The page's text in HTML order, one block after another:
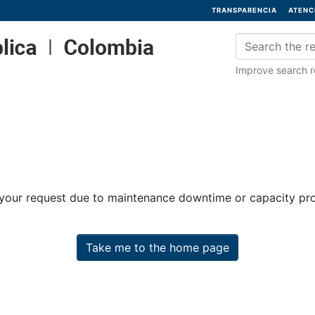
TRANSPARENCIA
Improve search
request due to maintenance downtime or capacity
Take me to the home page